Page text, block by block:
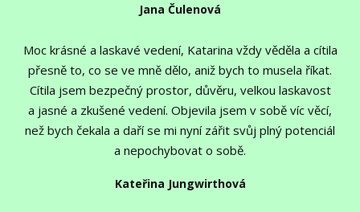
Jana Čulenová
Moc krásné a laskavé vedení, Katarina vždy věděla a cítila
přesně to, co se ve mně dělo, aniž bych to musela říkat.
Cítila jsem bezpečný prostor, důvěru, velkou laskavost
a jasné a zkušené vedení. Objevila jsem v sobě víc věcí,
než bych čekala a daří se mi nyní zářit svůj plný potenciál
a nepochybovat o sobě.
Kateřina Jungwirthová